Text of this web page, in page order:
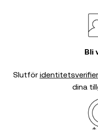
Bli
Slutför
dina